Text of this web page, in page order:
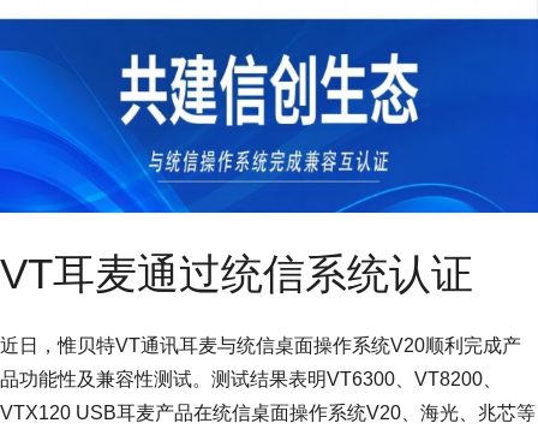
VT耳麦通过统信系统认证
近日，惟贝特VT通讯耳麦与统信桌面操作系统V20顺利完成产
品功能性及兼容性测试。测试结果表明VT6300、VT8200、
VTX120 USB耳麦产品在统信桌面操作系统V20、海光、兆芯等